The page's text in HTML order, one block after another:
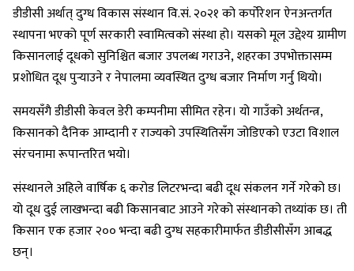
डीडीसी अर्थात् दुग्ध विकास संस्थान वि.सं. २०२१ को कर्पोरेशन ऐनअन्तर्गत
स्थापना भएको पूर्ण सरकारी स्वामित्वको संस्था हो। यसको मूल उद्देश्य ग्रामीण
किसानलाई दूधको सुनिश्चित बजार उपलब्ध गराउने, शहरका उपभोक्तासम्म
प्रशोधित दूध पुर्‍याउने र नेपालमा व्यवस्थित दुग्ध बजार निर्माण गर्नु थियो।
समयसँगै डीडीसी केवल डेरी कम्पनीमा सीमित रहेन। यो गाउँको अर्थतन्त्र,
किसानको दैनिक आम्दानी र राज्यको उपस्थितिसँग जोडिएको एउटा विशाल
संरचनामा रूपान्तरित भयो।
संस्थानले अहिले वार्षिक ६ करोड लिटरभन्दा बढी दूध संकलन गर्ने गरेको छ।
यो दूध दुई लाखभन्दा बढी किसानबाट आउने गरेको संस्थानको तथ्यांक छ। ती
किसान एक हजार २०० भन्दा बढी दुग्ध सहकारीमार्फत डीडीसीसँग आबद्ध
छन्।